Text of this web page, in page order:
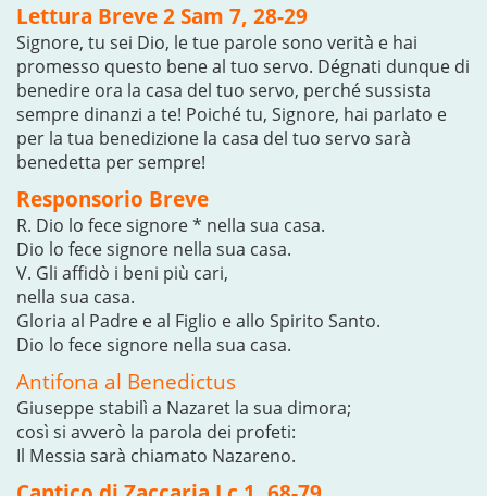
Lettura Breve 2 Sam 7, 28-29
Signore, tu sei Dio, le tue parole sono verità e hai
promesso questo bene al tuo servo. Dégnati dunque di
benedire ora la casa del tuo servo, perché sussista
sempre dinanzi a te! Poiché tu, Signore, hai parlato e
per la tua benedizione la casa del tuo servo sarà
benedetta per sempre!
Responsorio Breve
R. Dio lo fece signore * nella sua casa.
Dio lo fece signore nella sua casa.
V. Gli affidò i beni più cari,
nella sua casa.
Gloria al Padre e al Figlio e allo Spirito Santo.
Dio lo fece signore nella sua casa.
Antifona al Benedictus
Giuseppe stabilì a Nazaret la sua dimora;
così si avverò la parola dei profeti:
Il Messia sarà chiamato Nazareno.